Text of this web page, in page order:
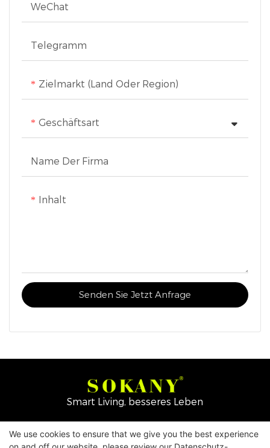
WeChat
Telegramm
Zielmarkt (Land Oder Region)
Geschäftsart
Name Der Firma
Inhalt
Senden Sie Jetzt Anfrage
Smart Living, besseres Leben
Copyright © 2026 Yiwu Mingge Electric Appliance
We use cookies to ensure that we give you the best experience